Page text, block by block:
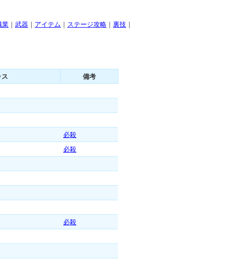
業 ｜ 武器 ｜ アイテム ｜ ステージ攻略 ｜ 裏技 ｜
備考
必殺
必殺
必殺